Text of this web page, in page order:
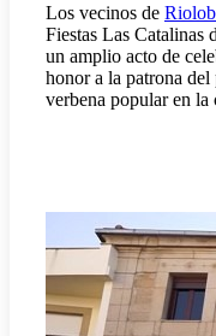
Los vecinos de
Fiestas Las Catalinas
un amplio acto de
honor a la patrona
verbena popular en la